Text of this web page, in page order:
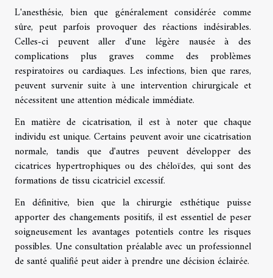
L'anesthésie, bien que généralement considérée comme
sûre, peut parfois provoquer des réactions indésirables.
Celles-ci peuvent aller d'une légère nausée à des
complications plus graves comme des problèmes
respiratoires ou cardiaques. Les infections, bien que rares,
peuvent survenir suite à une intervention chirurgicale et
nécessitent une attention médicale immédiate.
En matière de cicatrisation, il est à noter que chaque
individu est unique. Certains peuvent avoir une cicatrisation
normale, tandis que d'autres peuvent développer des
cicatrices hypertrophiques ou des chéloïdes, qui sont des
formations de tissu cicatriciel excessif.
En définitive, bien que la chirurgie esthétique puisse
apporter des changements positifs, il est essentiel de peser
soigneusement les avantages potentiels contre les risques
possibles. Une consultation préalable avec un professionnel
de santé qualifié peut aider à prendre une décision éclairée.